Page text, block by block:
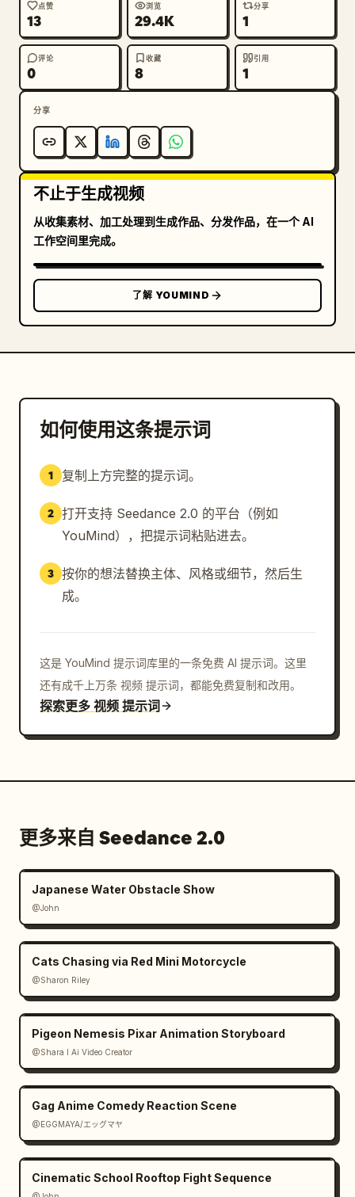
点赞
13
浏览
29.4K
分享
1
评论
0
收藏
8
引用
1
分享
不止于生成视频
从收集素材、加工处理到生成作品、分发作品，在一个 AI
工作空间里完成。
了解 YOUMIND
如何使用这条提示词
1 复制上方完整的提示词。
2 打开支持 Seedance 2.0 的平台（例如
YouMind），把提示词粘贴进去。
3 按你的想法替换主体、风格或细节，然后生
成。
这是 YouMind 提示词库里的一条免费 AI 提示词。这里
还有成千上万条 视频 提示词，都能免费复制和改用。
探索更多 视频 提示词
更多来自 Seedance 2.0
Japanese Water Obstacle Show
@John
Cats Chasing via Red Mini Motorcycle
@Sharon Riley
Pigeon Nemesis Pixar Animation Storyboard
@Shara I Ai Video Creator
Gag Anime Comedy Reaction Scene
@EGGMAYA/エッグマヤ
Cinematic School Rooftop Fight Sequence